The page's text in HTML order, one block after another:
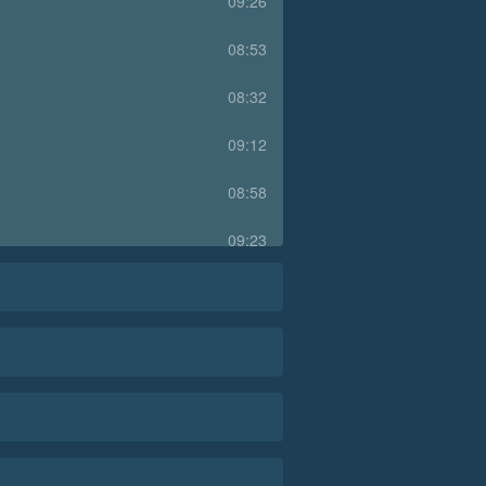
08:53
08:32
09:12
08:58
09:23